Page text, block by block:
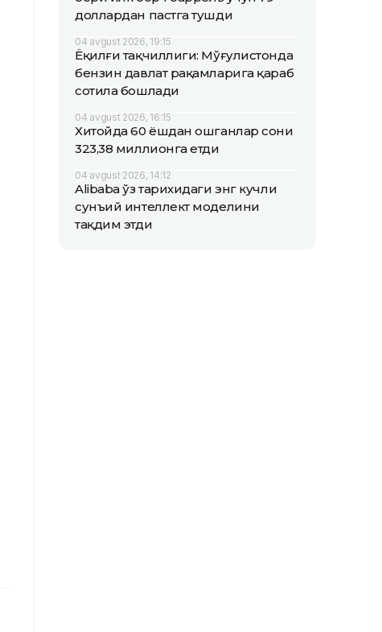
доллардан пастга тушди
04 avgust 2026, 19:15
Ёқилғи тақчиллиги: Мўғулистонда
бензин давлат рақамларига қараб
сотила бошлади
04 avgust 2026, 16:15
Хитойда 60 ёшдан ошганлар сони
323,38 миллионга етди
04 avgust 2026, 14:12
Alibaba ўз тарихидаги энг кучли
сунъий интеллект моделини
тақдим этди